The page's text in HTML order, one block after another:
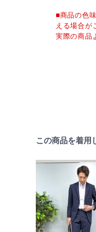
■商品の色
える場合が
実際の商品
この商品を着用